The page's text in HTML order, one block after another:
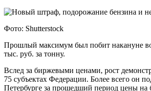
Фото: Shutterstock
Прошлый максимум был побит накануне во
тыс. руб. за тонну.
Вслед за биржевыми ценами, рост
75 субъектах Федерации. Более всего
Петербурге за прошедший период цены